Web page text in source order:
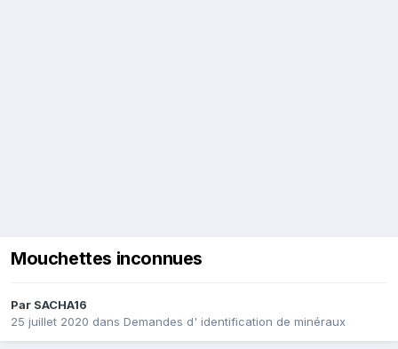
Mouchettes inconnues
Par SACHA16
25 juillet 2020 dans Demandes d' identification de minéraux